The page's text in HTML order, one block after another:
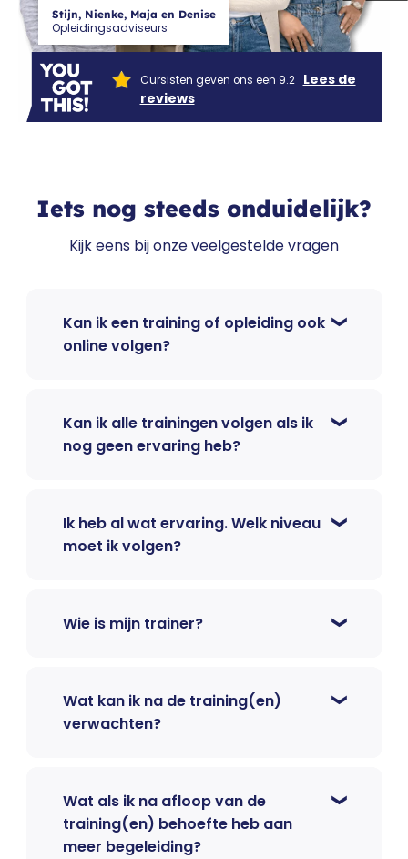
Stijn, Nienke, Maja en Denise
Opleidingsadviseurs
Cursisten geven ons een 9.2
Lees de
reviews
Iets nog steeds onduidelijk?
Kijk eens bij onze veelgestelde vragen
Kan ik een training of opleiding ook
online volgen?
Kan ik alle trainingen volgen als ik
nog geen ervaring heb?
Ik heb al wat ervaring. Welk niveau
moet ik volgen?
Wie is mijn trainer?
Wat kan ik na de training(en)
verwachten?
Wat als ik na afloop van de
training(en) behoefte heb aan
meer begeleiding?